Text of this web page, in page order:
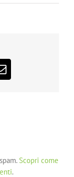
Email
Scopri come
.